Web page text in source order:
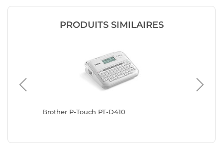
PRODUITS SIMILAIRES
Brother P-Touch PT-D410